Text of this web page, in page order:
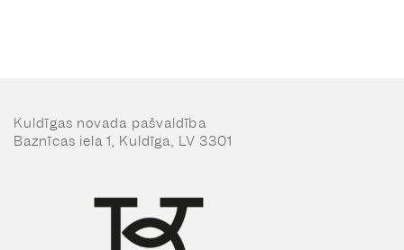
Kuldīgas novada pašvaldība
Baznīcas iela 1, Kuldīga, LV 3301